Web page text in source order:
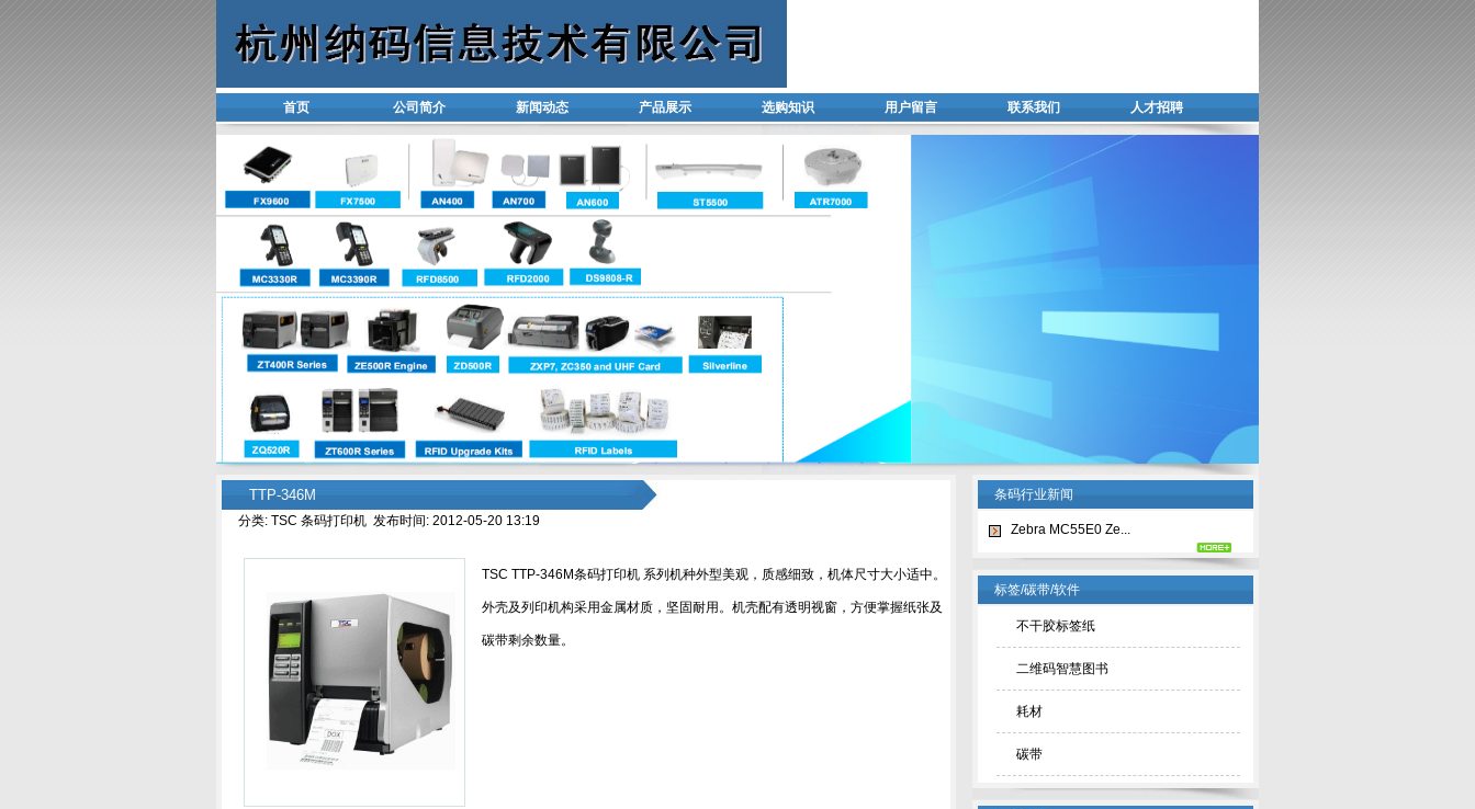
首页 公司简介 新闻动态 产品展示 选购知识 用户留言 联系我们 人才招聘
TTP-346M
分类: TSC 条码打印机 发布时间: 2012-05-20 13:19
TSC TTP-346M条码打印机 系列机种外型美观，质感细致，机体尺寸大小适中。
外壳及列印机构采用金属材质，坚固耐用。机壳配有透明视窗，方便掌握纸张及
碳带剩余数量。
条码行业新闻
Zebra MC55E0 Ze...
标签/碳带/软件
不干胶标签纸
二维码智慧图书
耗材
碳带